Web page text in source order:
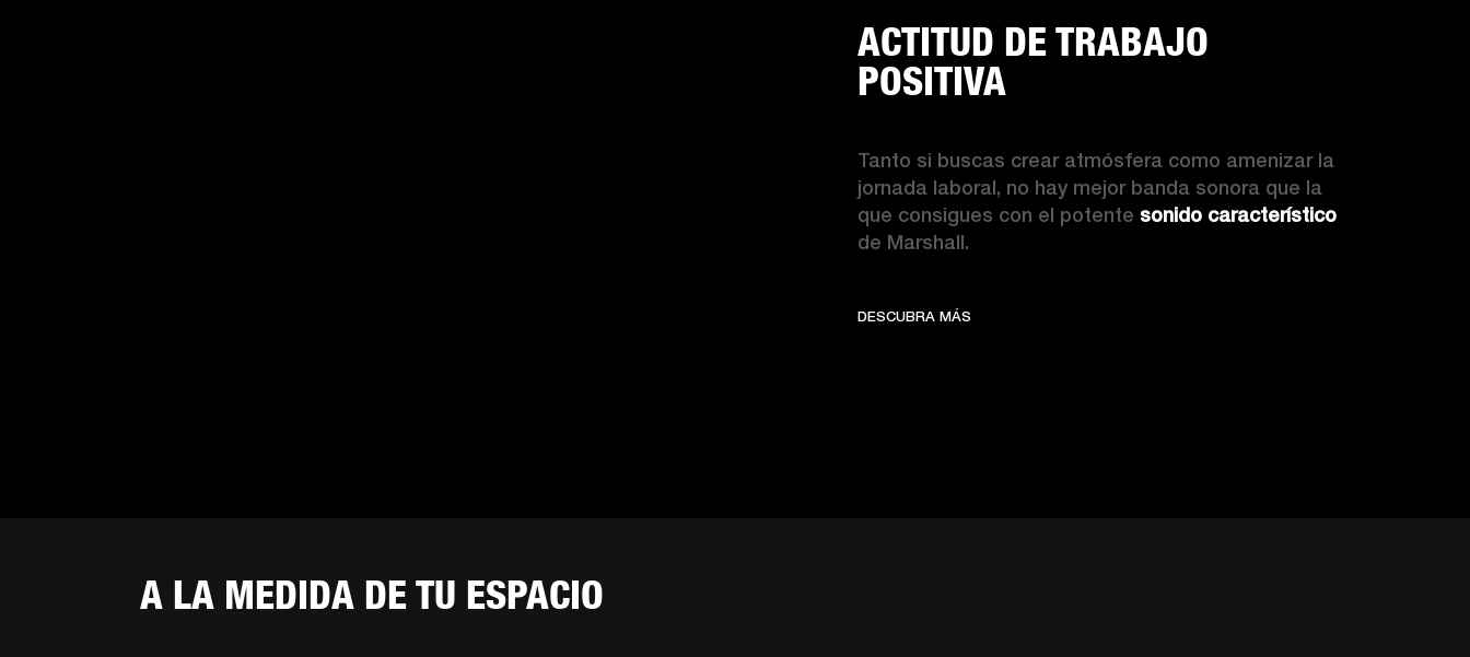
ACTITUD DE TRABAJO
POSITIVA
Tanto si buscas crear atmósfera como amenizar la
jornada laboral, no hay mejor banda sonora que la
que consigues con el potente sonido característico
de Marshall.
DESCUBRA MÁSDESCUBRA MÁS
A LA MEDIDA DE TU ESPACIO